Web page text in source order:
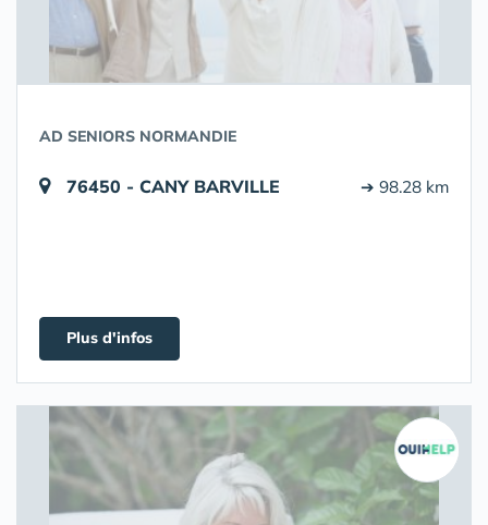
AD SENIORS NORMANDIE
76450 - CANY BARVILLE ➔ 98.28 km
Plus d'infos